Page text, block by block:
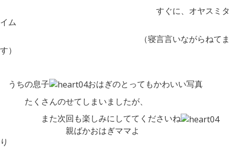
すぐに、オヤスミタ
イム
（寝言言いながらねてま
す）
うちの息子
おはぎのとってもかわいい写真
たくさんのせてしまいましたが、
また次回も楽しみにしててくださいね
親ばかおはぎママよ